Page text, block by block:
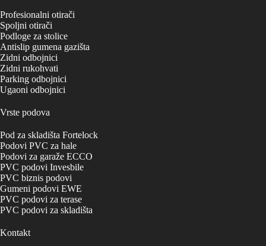
Profesionalni otirači
Spoljni otirači
Podloge za stolice
Antislip gumena gazišta
Zidni odbojnici
Zidni rukohvati
Parking odbojnici
Ugaoni odbojnici
Vrste podova
Pod za skladišta Fortelock
Podovi PVC za hale
Podovi za garaže ECCO
PVC podovi Invesbile
PVC biznis podovi
Gumeni podovi EWE
PVC podovi za terase
PVC podovi za skladišta
Kontakt